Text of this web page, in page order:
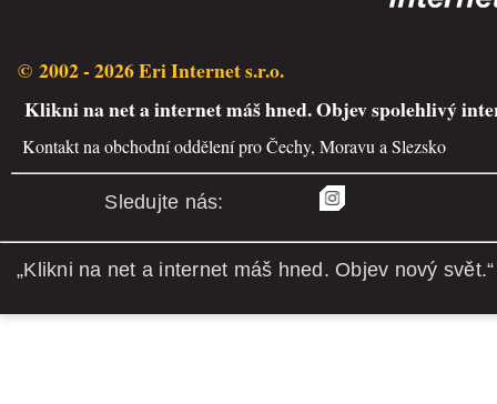
© 2002 - 2026 Eri Internet s.r.o.
Klikni na net a internet máš hned. Objev spolehlivý
Kontakt na obchodní oddělení pro Čechy, Moravu a Slezsko
Sledujte nás:
„Klikni na net a internet máš hned. Objev nový svět.“